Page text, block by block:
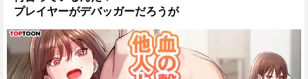
プレイヤーがデバッガーだろうが